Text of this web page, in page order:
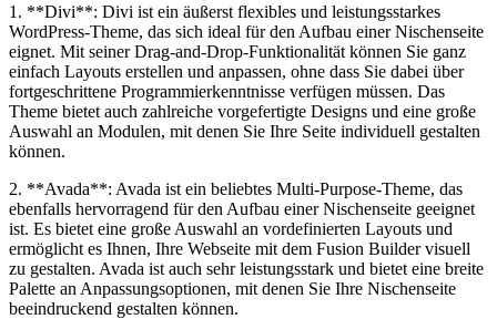
1. **Divi**: Divi ist⁣ ein äußerst flexibles und leistungsstarkes
‍WordPress-Theme, das sich ‍ideal für den Aufbau ⁣einer Nischenseite
eignet. Mit seiner Drag-and-Drop-Funktionalität können Sie ganz
einfach Layouts erstellen und anpassen, ohne dass Sie dabei über
⁣fortgeschrittene Programmierkenntnisse verfügen müssen. Das‌
Theme bietet auch ‌zahlreiche vorgefertigte Designs ‌und eine⁤ große
Auswahl an Modulen, mit denen Sie Ihre Seite individuell gestalten
können.
2. **Avada**:⁣ Avada ist ein beliebtes Multi-Purpose-Theme, das
⁤ebenfalls hervorragend⁤ für den Aufbau einer Nischenseite geeignet
ist. Es⁣ bietet ​eine⁤ große​ Auswahl an vordefinierten Layouts und
ermöglicht es Ihnen, Ihre Webseite mit dem Fusion Builder‌ visuell
zu gestalten. Avada ist auch sehr leistungsstark und bietet eine breite
Palette ​an Anpassungsoptionen, ⁣mit denen Sie Ihre Nischenseite⁣
beeindruckend gestalten können.